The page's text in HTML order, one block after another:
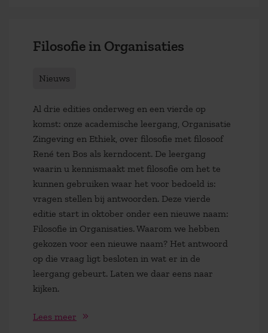
Filosofie in Organisaties
Nieuws
Al drie edities onderweg en een vierde op
komst: onze academische leergang, Organisatie
Zingeving en Ethiek, over filosofie met filosoof
René ten Bos als kerndocent. De leergang
waarin u kennismaakt met filosofie om het te
kunnen gebruiken waar het voor bedoeld is:
vragen stellen bij antwoorden. Deze vierde
editie start in oktober onder een nieuwe naam:
Filosofie in Organisaties . Waarom we hebben
gekozen voor een nieuwe naam? Het antwoord
op die vraag ligt besloten in wat er in de
leergang gebeurt. Laten we daar eens naar
kijken.
Lees meer